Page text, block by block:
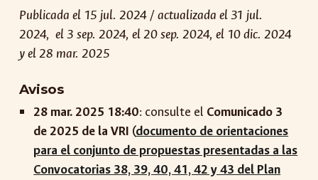
Publicada el 15 jul. 2024 / actualizada el 31 jul.
2024, el 3 sep. 2024, el 20 sep. 2024, el 10 dic. 2024
y el 28 mar. 2025
Avisos
28 mar. 2025 18:40: consulte el Comunicado 3
de 2025 de la VRI (documento de orientaciones
para el conjunto de propuestas presentadas a las
Convocatorias 38, 39, 40, 41, 42 y 43 del Plan